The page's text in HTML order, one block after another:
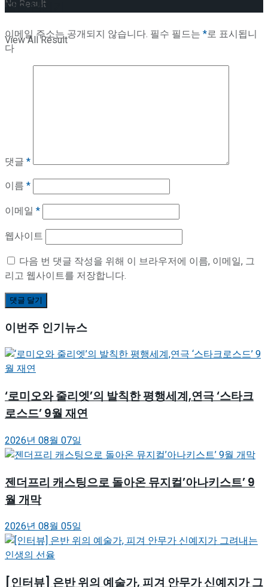
No Result
View All Result
답글 남기기
이메일 주소는 공개되지 않습니다. 필수 필드는 *로 표시됩니
다
댓글 *
이름 *
이메일 *
웹사이트
다음 번 댓글 작성을 위해 이 브라우저에 이름, 이메일, 그
리고 웹사이트를 저장합니다.
이번주 인기뉴스
‘로미오와 줄리엣’의 발칙한 평행세계,연극 ‘스타크
로스드’ 9월 재연
2026년 08월 07일
젠더프리 캐스팅으로 돌아온 뮤지컬’아나키스트’ 9
월 개막
2026년 08월 05일
[인터뷰] 은반 위의 예술가, 피겨 안무가 신예지가 그